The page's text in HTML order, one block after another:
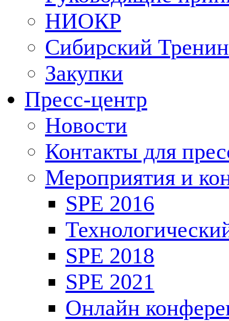
НИОКР
Сибирский
Закупки
Пресс-центр
Новости
Контакты для
Мероприятия и
SPE 2016
SPE 2018
SPE 2021
Онлайн